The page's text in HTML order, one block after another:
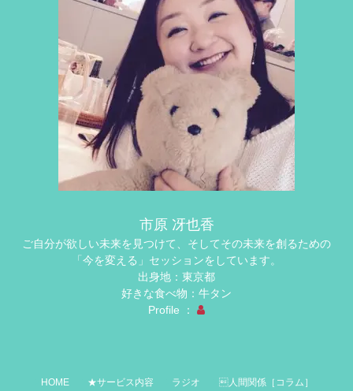
市原 冴也香
ご自分が欲しい未来を見つけて、そしてその未来を創るための
「今を変える」セッションをしています。
出身地：東京都
好きな食べ物：牛タン
Profile ：
HOME ★サービス内容 ラジオ 人間関係［コラム］